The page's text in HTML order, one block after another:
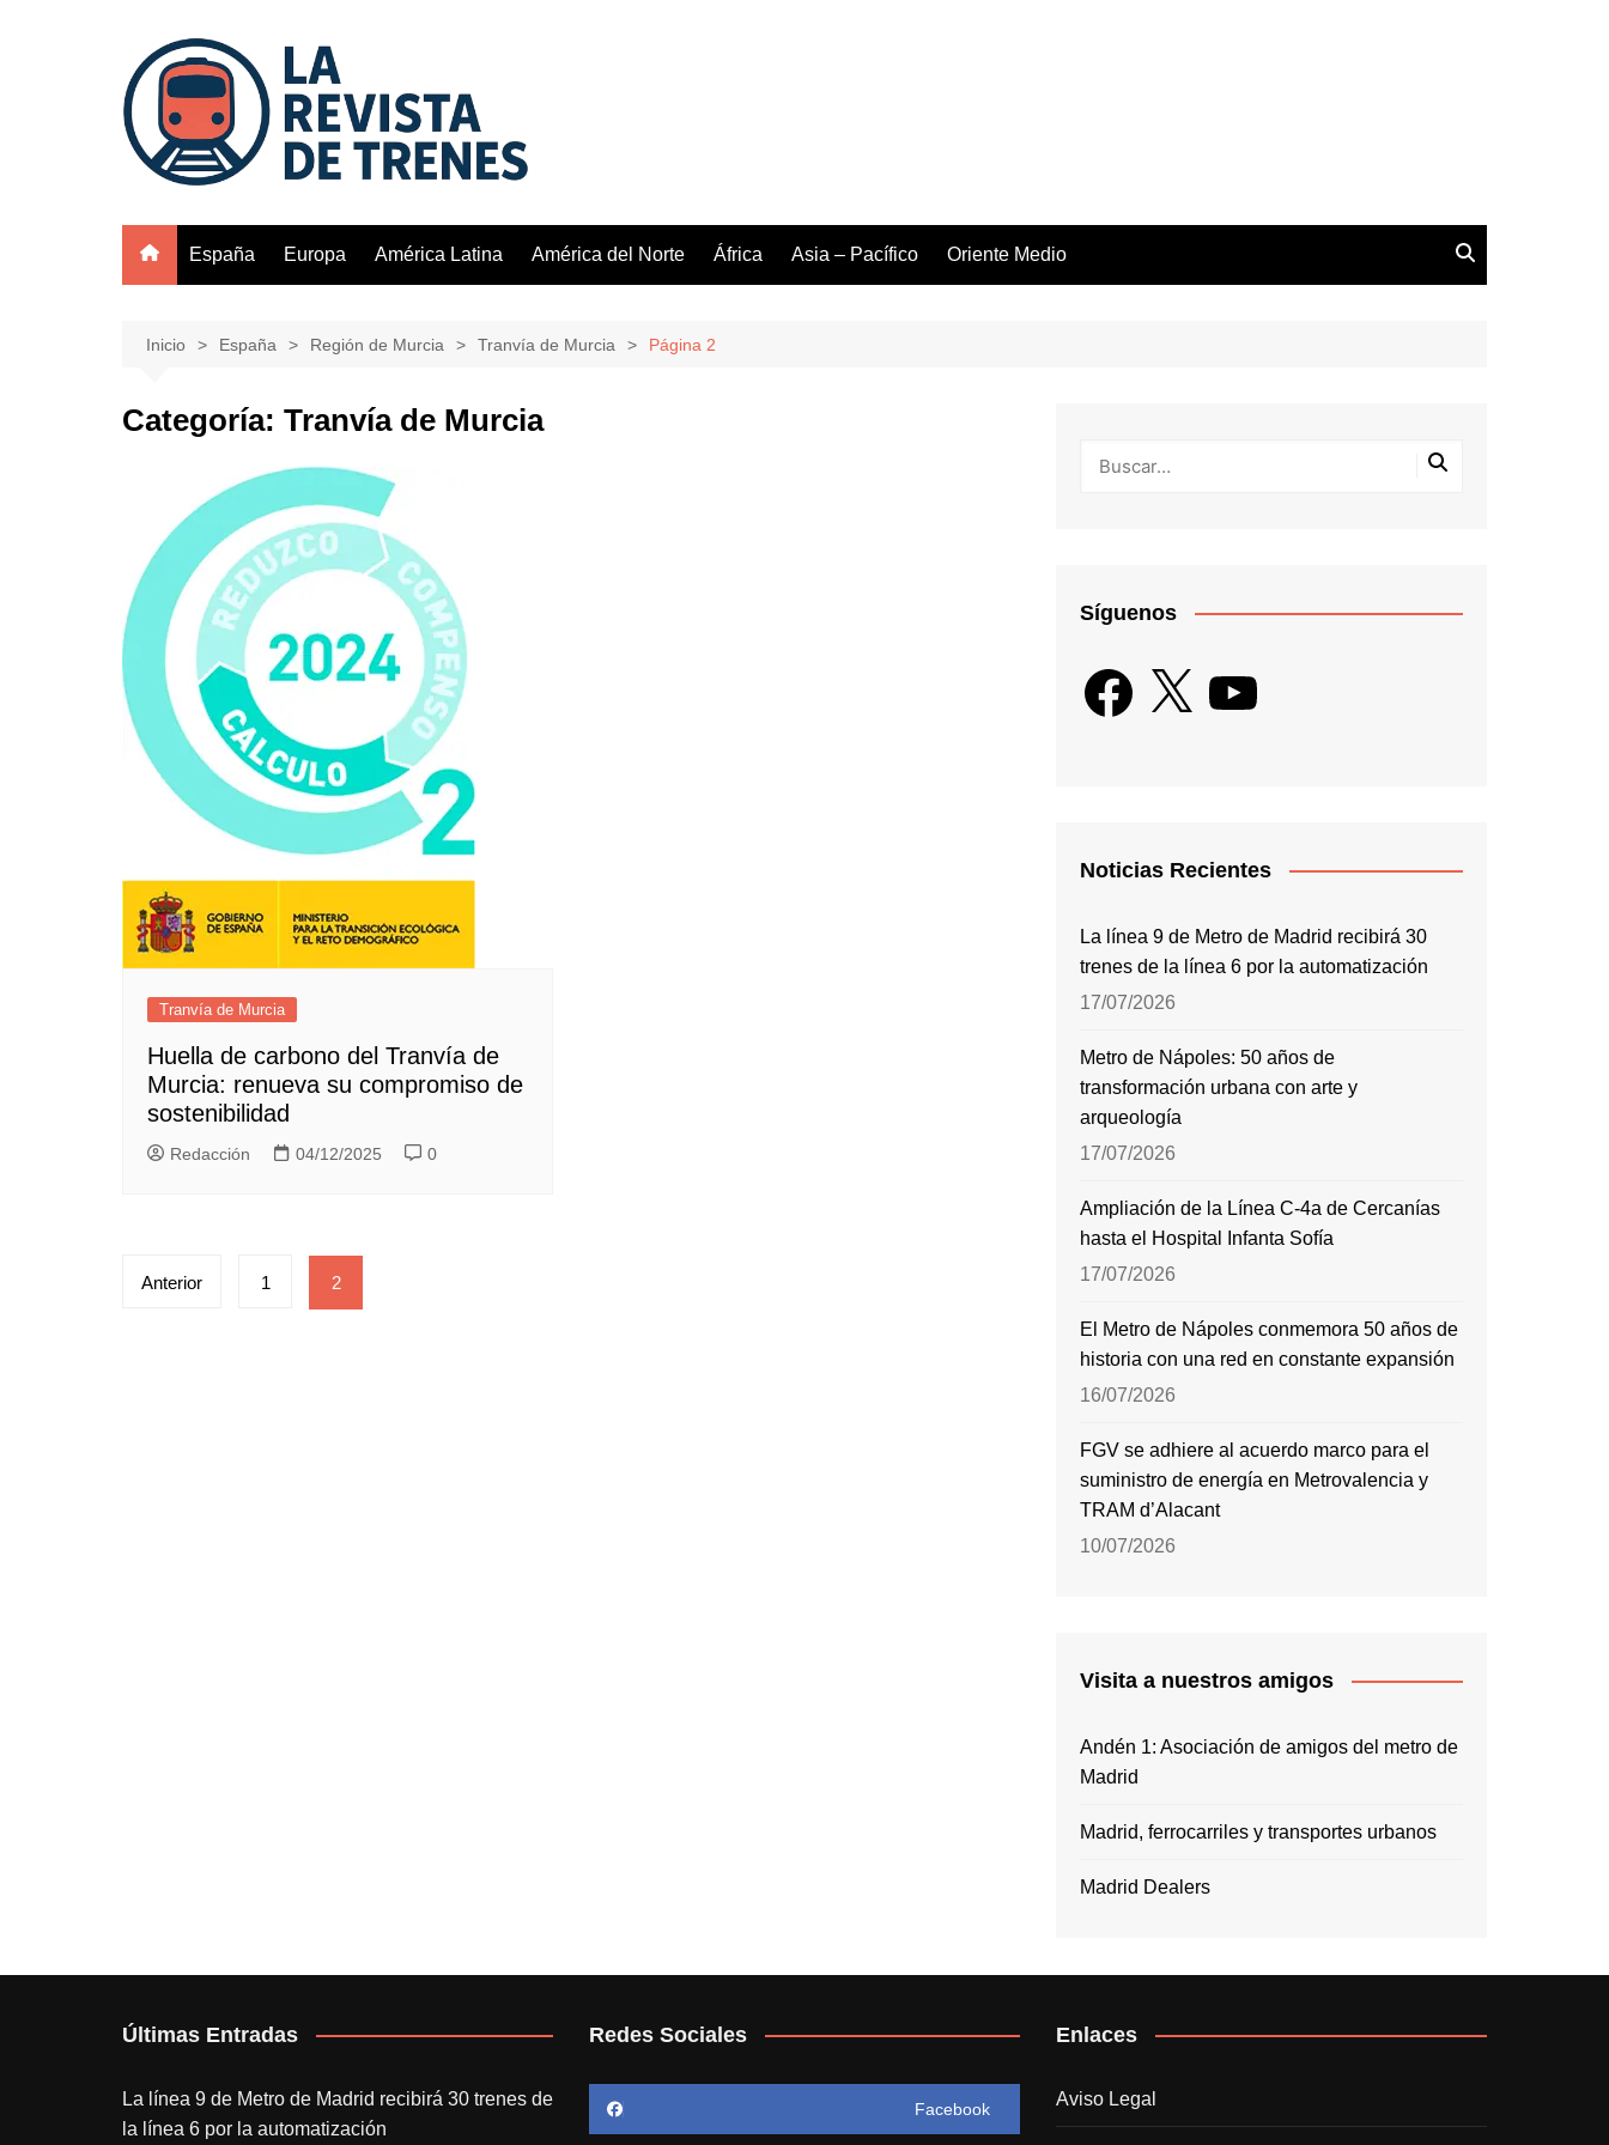
España Europa América Latina América del Norte África Asia – Pacífico Oriente Medio
Inicio España Región de Murcia Tranvía de Murcia Página 2
Categoría: Tranvía de Murcia
Tranvía de Murcia
Huella de carbono del Tranvía de
Murcia: renueva su compromiso de
sostenibilidad
Redacción 04/12/2025 0
Paginación
Anterior 1 2
Síguenos
Facebook
X YouTube
Noticias Recientes
La línea 9 de Metro de Madrid recibirá 30
trenes de la línea 6 por la automatización
17/07/2026
Metro de Nápoles: 50 años de
transformación urbana con arte y
arqueología
17/07/2026
Ampliación de la Línea C-4a de Cercanías
hasta el Hospital Infanta Sofía
17/07/2026
El Metro de Nápoles conmemora 50 años de
historia con una red en constante expansión
16/07/2026
FGV se adhiere al acuerdo marco para el
suministro de energía en Metrovalencia y
TRAM d’Alacant
10/07/2026
Visita a nuestros amigos
Andén 1: Asociación de amigos del metro de
Madrid
Madrid, ferrocarriles y transportes urbanos
Madrid Dealers
Últimas Entradas
La línea 9 de Metro de Madrid recibirá 30 trenes de
la línea 6 por la automatización
Redes Sociales
Facebook
Enlaces
Aviso Legal